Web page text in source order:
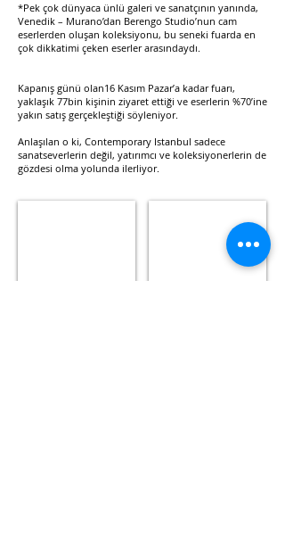
*Pek çok dünyaca ünlü galeri ve sanatçının yanında,
Venedik – Murano’dan Berengo Studio’nun cam
eserlerden oluşan koleksiyonu, bu seneki fuarda en
çok dikkatimi çeken eserler arasındaydı.
Kapanış günü olan16 Kasım Pazar’a kadar fuarı,
yaklaşık 77bin kişinin ziyaret ettiği ve eserlerin %70’ine
yakın satış gerçekleştiği söyleniyor.
Anlaşılan o ki, Contemporary Istanbul sadece
sanatseverlerin değil, yatırımcı ve koleksiyonerlerin de
gözdesi olma yolunda ilerliyor.